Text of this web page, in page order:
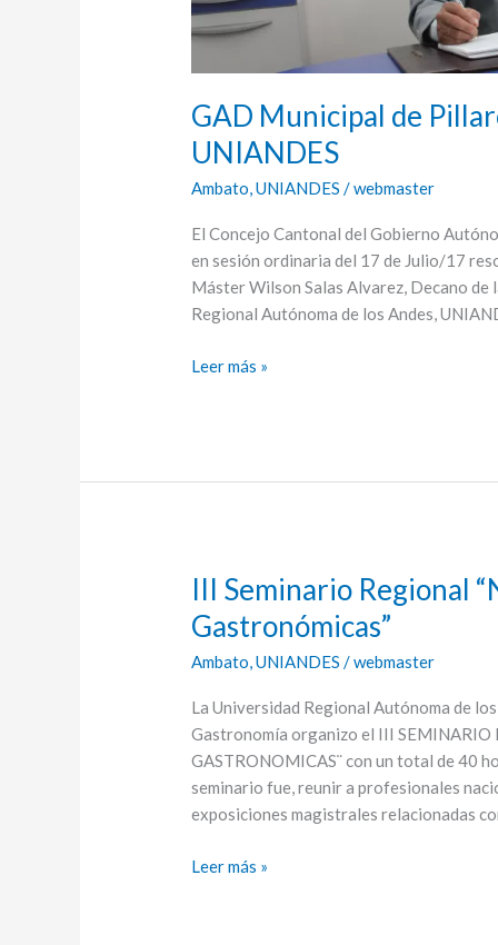
GAD Municipal de
UNIANDES
Ambato,UNIANDES /webmaster
El Concejo Cantonal del Gobierno
en sesión ordinaria del 17 de Julio/17
Máster Wilson Salas Alvarez, Decano de
Regional Autónoma de los Andes,
Leer más »
III Seminario Regional
Gastronómicas”
Ambato,UNIANDES /webmaster
La Universidad Regional Autónoma de
Gastronomía organizo el III SEMINARIO
GASTRONOMICAS¨ con un total de 40
seminario fue, reunir a profesionales
exposiciones magistrales relacionadas
III
Seminario
Regional
“Nuevas
Turísticas
y
Gastronómicas”
Leer más »